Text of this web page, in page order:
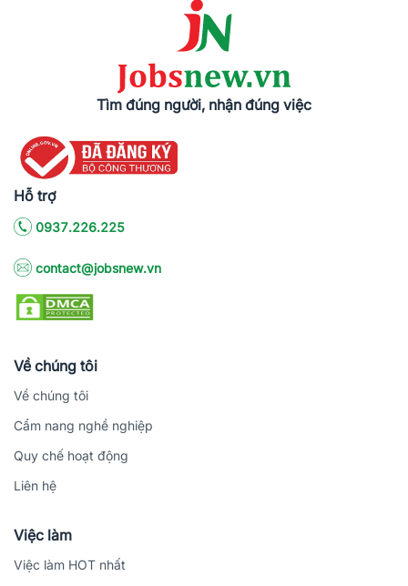
Tìm đúng người, nhận đúng việc
Hỗ trợ
0937.226.225
contact@jobsnew.vn
Về chúng tôi
Về chúng tôi
Cẩm nang nghề nghiệp
Quy chế hoạt động
Liên hệ
Việc làm
Việc làm HOT nhất